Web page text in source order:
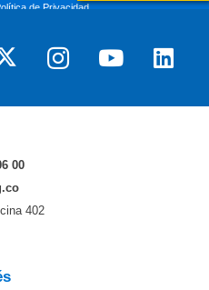
de Privacidad
00
402